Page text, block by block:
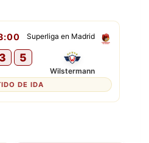
Superliga en Madrid
5
Wilstermann
DE IDA